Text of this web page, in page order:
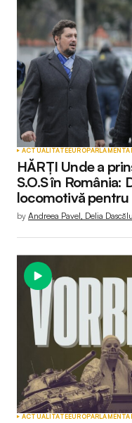
ACTUALITATE
HĂRȚI Unde a
S.O.S în România:
locomotivă
by Andreea Pavel, Delia
ACTUALITATE